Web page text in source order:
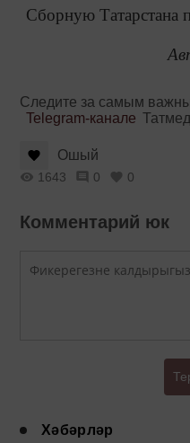
Сборную Татарстана
Следите за самым
Telegram-канале
Ошый
1643 0 0
Комментарий юк
Хәбәрләр